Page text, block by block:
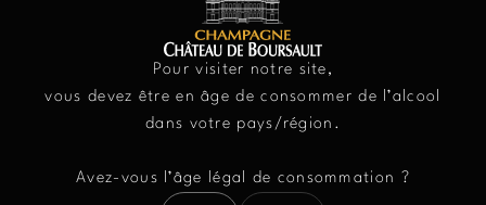
VENTE À LA
PROPRIÉTÉ
Pour visiter notre site,
vous devez être en âge de consommer de l’alcool
dans votre pays/région.
Avez-vous l’âge légal de consommation ?